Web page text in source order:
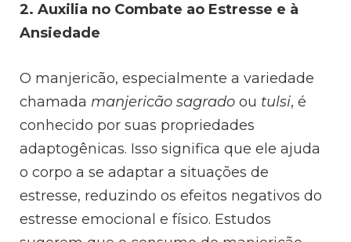
2. Auxilia no Combate ao Estresse e à
Ansiedade
O manjericão, especialmente a variedade
chamada manjericão sagrado ou tulsi, é
conhecido por suas propriedades
adaptogênicas. Isso significa que ele ajuda
o corpo a se adaptar a situações de
estresse, reduzindo os efeitos negativos do
estresse emocional e físico. Estudos